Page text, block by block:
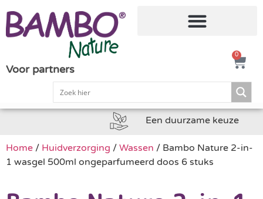
Voor partners
0
Een duurzame keuze
Home / Huidverzorging / Wassen / Bambo Nature 2-in-
1 wasgel 500ml ongeparfumeerd doos 6 stuks